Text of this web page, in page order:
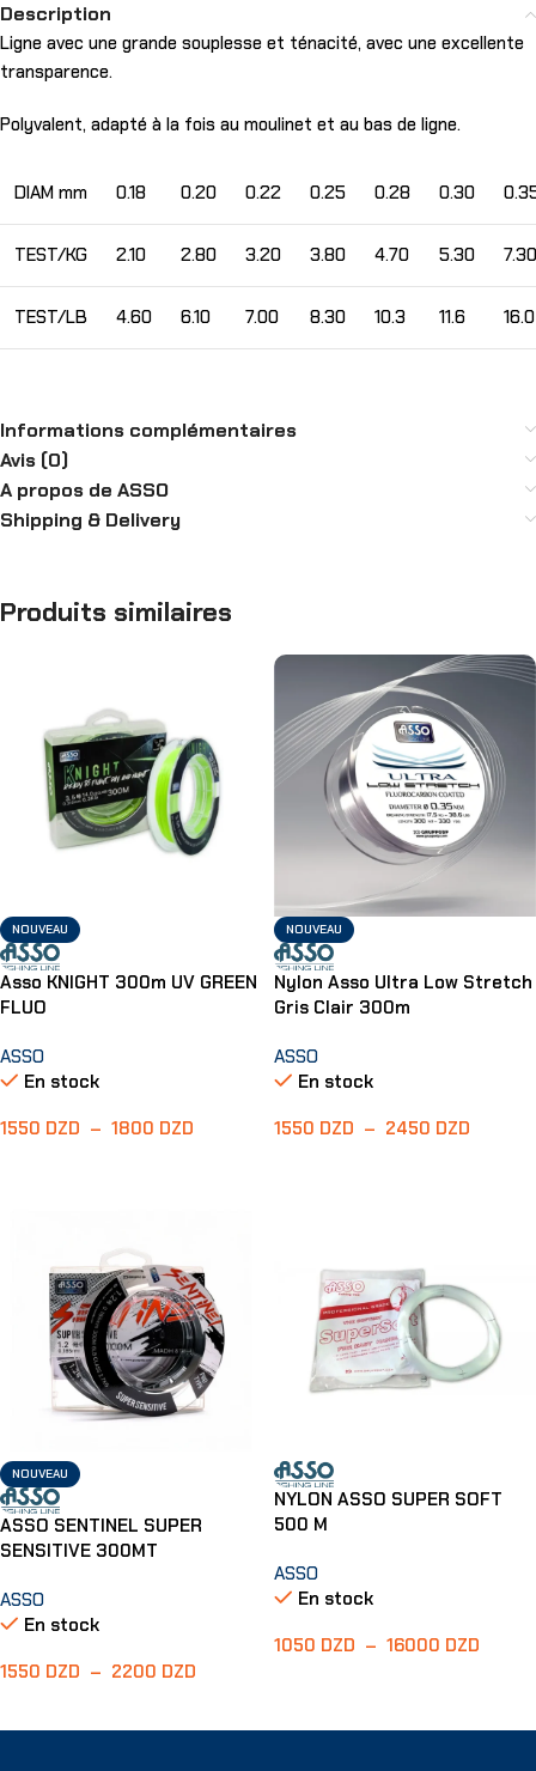
Description
Ligne avec une grande souplesse et ténacité, avec une excellente
transparence.
Polyvalent, adapté à la fois au moulinet et au bas de ligne.
DIAM mm 0.18 0.20 0.22 0.25 0.28 0.30
TEST/KG 2.10 2.80 3.20 3.80 4.70 5.30 7.30
TEST/LB 4.60 6.10 7.00 8.30 10.3 11.6 16.0
Informations complémentaires
Avis (0)
A propos de ASSO
Shipping & Delivery
Produits similaires
NOUVEAU
Asso KNIGHT 300m UV GREEN
FLUO
ASSO
En stock
1550 DZD – 1800 DZD
NOUVEAU
Nylon Asso Ultra Low Stretch
Gris Clair 300m
ASSO
En stock
1550 DZD – 2450 DZD
NOUVEAU
ASSO SENTINEL SUPER
SENSITIVE 300MT
ASSO
En stock
1550 DZD – 2200 DZD
NYLON ASSO SUPER SOFT
500 M
ASSO
En stock
1050 DZD – 16000 DZD